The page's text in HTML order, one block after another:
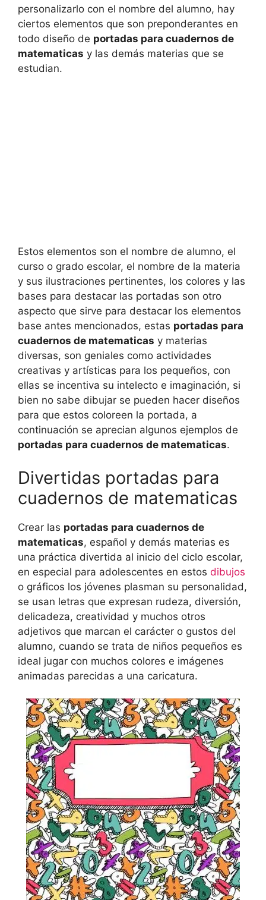
personalizarlo con el nombre del alumno, hay
ciertos elementos que son preponderantes en
todo diseño de portadas para cuadernos de
matematicas y las demás materias que se
estudian.
Estos elementos son el nombre de alumno, el
curso o grado escolar, el nombre de la materia
y sus ilustraciones pertinentes, los colores y las
bases para destacar las portadas son otro
aspecto que sirve para destacar los elementos
base antes mencionados, estas portadas para
cuadernos de matematicas y materias
diversas, son geniales como actividades
creativas y artísticas para los pequeños, con
ellas se incentiva su intelecto e imaginación, si
bien no sabe dibujar se pueden hacer diseños
para que estos coloreen la portada, a
continuación se aprecian algunos ejemplos de
portadas para cuadernos de matematicas.
Divertidas portadas para
cuadernos de matematicas
Crear las portadas para cuadernos de
matematicas, español y demás materias es
una práctica divertida al inicio del ciclo escolar,
en especial para adolescentes en estos dibujos
o gráficos los jóvenes plasman su personalidad,
se usan letras que expresan rudeza, diversión,
delicadeza, creatividad y muchos otros
adjetivos que marcan el carácter o gustos del
alumno, cuando se trata de niños pequeños es
ideal jugar con muchos colores e imágenes
animadas parecidas a una caricatura.